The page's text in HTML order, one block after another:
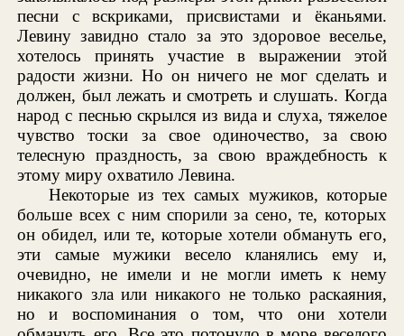
песни с вскриками, присвистами и ёканьями.
Левину завидно стало за это здоровое веселье,
хотелось принять участие в выражении этой
радости жизни. Но он ничего не мог сделать и
должен, был лежать и смотреть и слушать. Когда
народ с песнью скрылся из вида и слуха, тяжелое
чувство тоски за свое одиночество, за свою
телесную праздность, за свою враждебность к
этому миру охватило Левина.
Некоторые из тех самых мужиков, которые
больше всех с ним спорили за сено, те, которых
он обидел, или те, которые хотели обмануть его,
эти самые мужики весело кланялись ему и,
очевидно, не имели и не могли иметь к нему
никакого зла или никакого не только раскаяния,
но и воспоминания о том, что они хотели